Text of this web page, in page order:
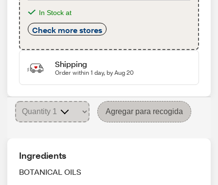
In Stock at
Check more stores
Shipping
Order within 1 day, by Aug 20
Agregar para recogida
Ingredients
BOTANICAL OILS